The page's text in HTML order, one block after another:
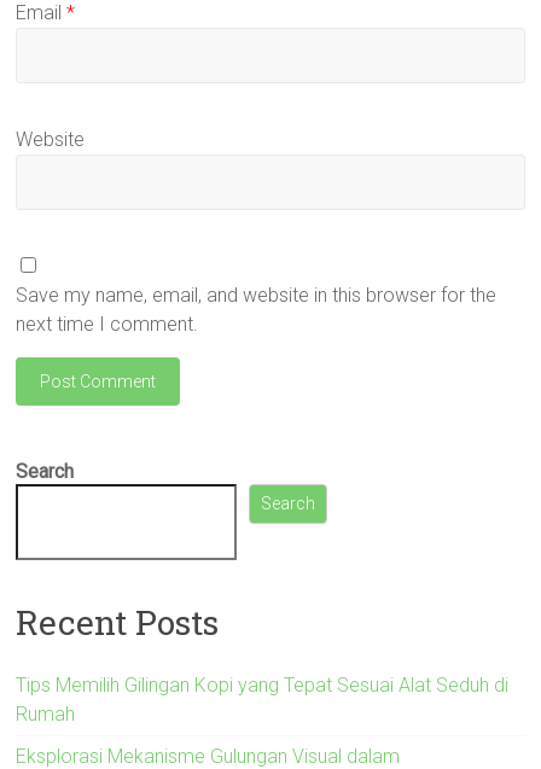
Email*
Website
Save my name, email, and website in this browser for the
next time I comment.
Search
Search
Recent Posts
Tips Memilih Gilingan Kopi yang Tepat Sesuai Alat Seduh di
Rumah
Eksplorasi Mekanisme Gulungan Visual dalam